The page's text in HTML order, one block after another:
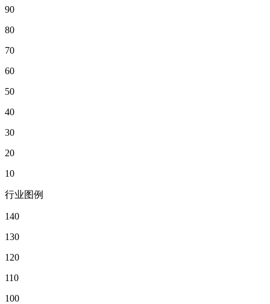
90
80
70
60
50
40
30
20
10
行业图例
140
130
120
110
100